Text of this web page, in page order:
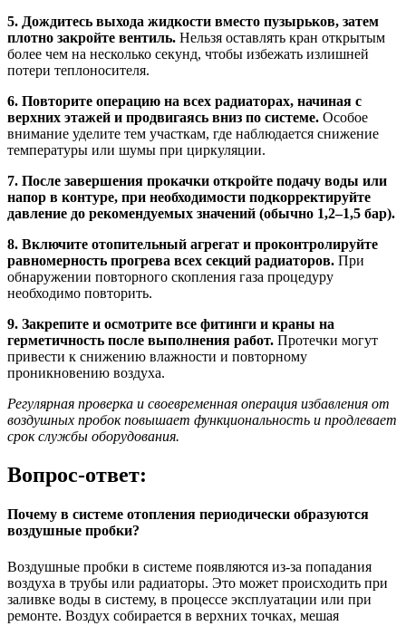
5. Дождитесь выхода жидкости вместо пузырьков, затем
плотно закройте вентиль. Нельзя оставлять кран открытым
более чем на несколько секунд, чтобы избежать излишней
потери теплоносителя.
6. Повторите операцию на всех радиаторах, начиная с
верхних этажей и продвигаясь вниз по системе. Особое
внимание уделите тем участкам, где наблюдается снижение
температуры или шумы при циркуляции.
7. После завершения прокачки откройте подачу воды или
напор в контуре, при необходимости подкорректируйте
давление до рекомендуемых значений (обычно 1,2–1,5 бар).
8. Включите отопительный агрегат и проконтролируйте
равномерность прогрева всех секций радиаторов. При
обнаружении повторного скопления газа процедуру
необходимо повторить.
9. Закрепите и осмотрите все фитинги и краны на
герметичность после выполнения работ. Протечки могут
привести к снижению влажности и повторному
проникновению воздуха.
Регулярная проверка и своевременная операция избавления от
воздушных пробок повышает функциональность и продлевает
срок службы оборудования.
Вопрос-ответ:
Почему в системе отопления периодически образуются
воздушные пробки?
Воздушные пробки в системе появляются из-за попадания
воздуха в трубы или радиаторы. Это может происходить при
заливке воды в систему, в процессе эксплуатации или при
ремонте. Воздух собирается в верхних точках, мешая